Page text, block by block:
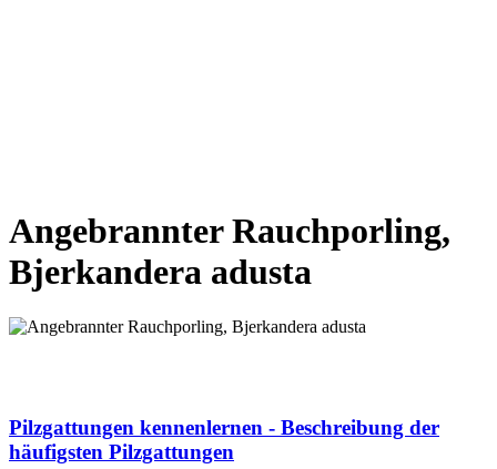
Angebrannter Rauchporling,
Bjerkandera adusta
Pilzgattungen kennenlernen - Beschreibung der
häufigsten Pilzgattungen